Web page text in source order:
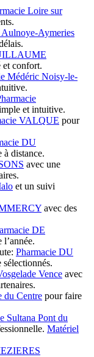
Loire sur
Aulnoye-Aymeries
et confort.
Médéric Noisy-le-
et intuitive.
VALQUE pour
DU
à distance.
avec une
et un suivi
avec des
DE
Pharmacie DU
sélectionnés.
Vence avec
du Centre pour faire
Sultana Pont du
Matériel